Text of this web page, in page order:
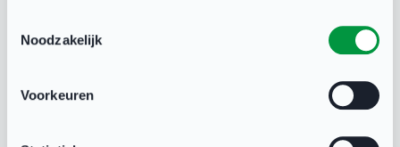
Noodzakelijk
Voorkeuren
Martijn? Lees het
op de website
Binnen het thema Bestuurlijke Vernieuwing hier